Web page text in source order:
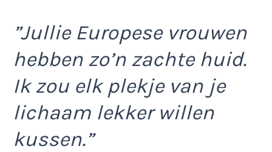
”Jullie Europese vrouwen
hebben zo’n zachte huid.
Ik zou elk plekje van je
lichaam lekker willen
kussen.”